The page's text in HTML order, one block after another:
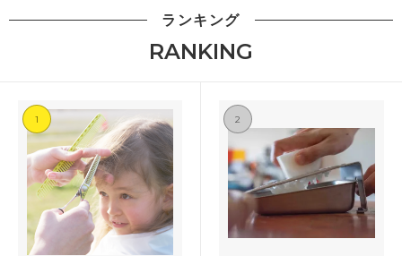
ランキング
RANKING
1 2